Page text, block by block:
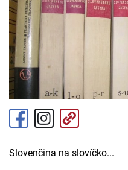
Slovenčina na slovíčko...